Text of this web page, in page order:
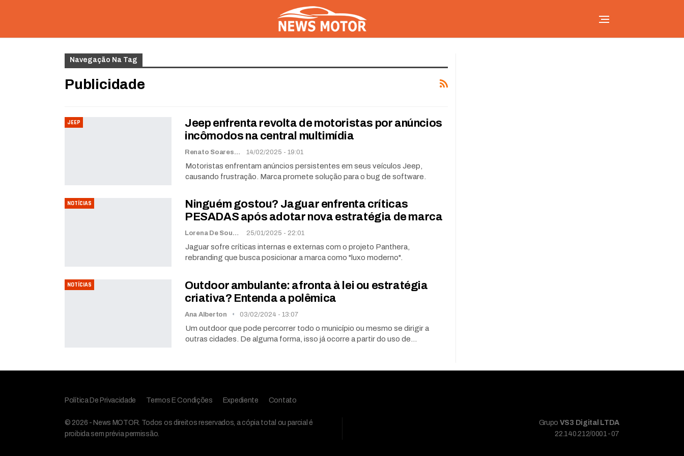
Navegação Na Tag
Publicidade
JEEP
Jeep enfrenta revolta de motoristas por anúncios
incômodos na central multimídia
Renato Soares 14/02/2025 - 19:01
Motoristas enfrentam anúncios persistentes em seus veículos Jeep,
causando frustração. Marca promete solução para o bug de software.
NOTÍCIAS
Ninguém gostou? Jaguar enfrenta críticas
PESADAS após adotar nova estratégia de marca
Lorena De Sousa 25/01/2025 - 22:01
Jaguar sofre críticas internas e externas com o projeto Panthera,
rebranding que busca posicionar a marca como "luxo moderno".
NOTÍCIAS
Outdoor ambulante: afronta à lei ou estratégia
criativa? Entenda a polêmica
Ana Alberton 03/02/2024 - 13:07
Um outdoor que pode percorrer todo o município ou mesmo se dirigir a
outras cidades. De alguma forma, isso já ocorre a partir do uso de…
Política De Privacidade Termos E Condições Expediente Contato
© 2026 - News MOTOR. Todos os direitos reservados, a cópia total ou parcial é
proibida sem prévia permissão.
Grupo VS3 Digital LTDA
22.140.212/0001-07